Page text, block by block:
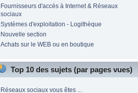
Fournisseurs d'accès à Internet & Réseaux
sociaux
Systèmes d'exploitation - Logithèque
Nouvelle section
Achats sur le WEB ou en boutique
Top 10 des sujets (par pages vues)
Réseaux sociaux vous êtes ...